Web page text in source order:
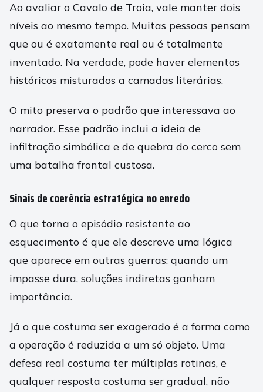
Ao avaliar o Cavalo de Troia, vale manter dois
níveis ao mesmo tempo. Muitas pessoas pensam
que ou é exatamente real ou é totalmente
inventado. Na verdade, pode haver elementos
históricos misturados a camadas literárias.
O mito preserva o padrão que interessava ao
narrador. Esse padrão inclui a ideia de
infiltração simbólica e de quebra do cerco sem
uma batalha frontal custosa.
Sinais de coerência estratégica no enredo
O que torna o episódio resistente ao
esquecimento é que ele descreve uma lógica
que aparece em outras guerras: quando um
impasse dura, soluções indiretas ganham
importância.
Já o que costuma ser exagerado é a forma como
a operação é reduzida a um só objeto. Uma
defesa real costuma ter múltiplas rotinas, e
qualquer resposta costuma ser gradual, não